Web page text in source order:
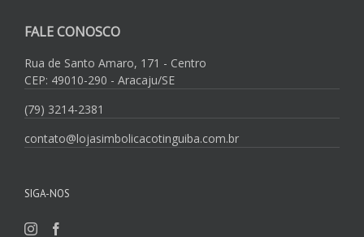
FALE CONOSCO
Rua de Santo Amaro, 171 - Centro
CEP: 49010-290 - Aracaju/SE
(79) 3214-2381
contato@lojasimbolicacotinguiba.com.br
SIGA-NOS